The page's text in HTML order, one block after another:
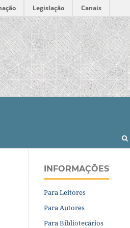
Legislação Canais
INFORMAÇÕES
Para Leitores
Para Autores
Para Bibliotecários